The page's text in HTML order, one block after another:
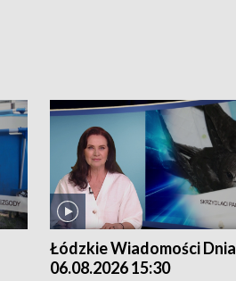
Łódzkie Wiadomości Dnia
06.08.2026 15:30